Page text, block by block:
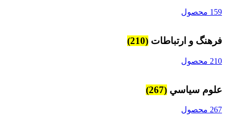
159 محصول
فرهنگ و ارتباطات (210)
210 محصول
علوم سياسي (267)
267 محصول